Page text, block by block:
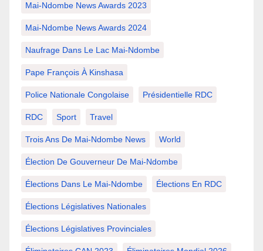
Mai-Ndombe News Awards 2023
Mai-Ndombe News Awards 2024
Naufrage Dans Le Lac Mai-Ndombe
Pape François À Kinshasa
Police Nationale Congolaise Présidentielle RDC
RDC Sport Travel
Trois Ans De Mai-Ndombe News World
Élection De Gouverneur De Mai-Ndombe
Élections Dans Le Mai-Ndombe Élections En RDC
Élections Législatives Nationales
Élections Législatives Provinciales